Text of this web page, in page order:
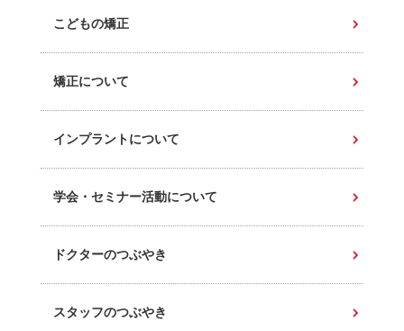
こどもの矯正
矯正について
インプラントについて
学会・セミナー活動について
ドクターのつぶやき
スタッフのつぶやき